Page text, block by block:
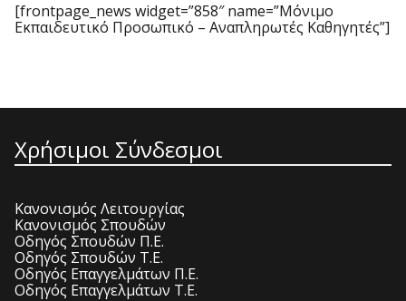
[frontpage_news widget=”858″ name=”Μόνιμο
Εκπαιδευτικό Προσωπικό – Αναπληρωτές Καθηγητές”]
Χρήσιμοι Σύνδεσμοι
Κανονισμός Λειτουργίας
Κανονισμός Σπουδών
Οδηγός Σπουδών Π.Ε.
Οδηγός Σπουδών Τ.Ε.
Οδηγός Επαγγελμάτων Π.Ε.
Οδηγός Επαγγελμάτων Τ.Ε.